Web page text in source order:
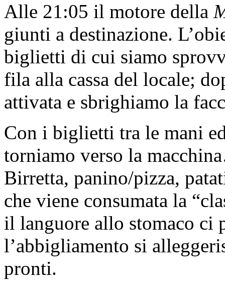
Alle 21:05 il motore della
giunti a destinazione.
biglietti di cui siamo
fila alla cassa del locale;
attivata e sbrighiamo la
Con i biglietti tra le mani
torniamo verso la
Birretta, panino/pizza,
che viene consumata la
il languore allo stomaco ci
l’abbigliamento si
pronti.